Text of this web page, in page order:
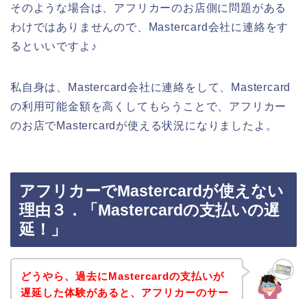
そのような場合は、アフリカーのお店側に問題がある
わけではありませんので、Mastercard会社に連絡をす
るといいですよ♪
私自身は、Mastercard会社に連絡をして、Mastercard
の利用可能金額を高くしてもらうことで、アフリカー
のお店でMastercardが使える状況になりましたよ。
アフリカーでMastercardが使えない
理由３．「Mastercardの支払いの遅
延！」
どうやら、過去にMastercardの支払いが
遅延した体験があると、アフリカーのサー